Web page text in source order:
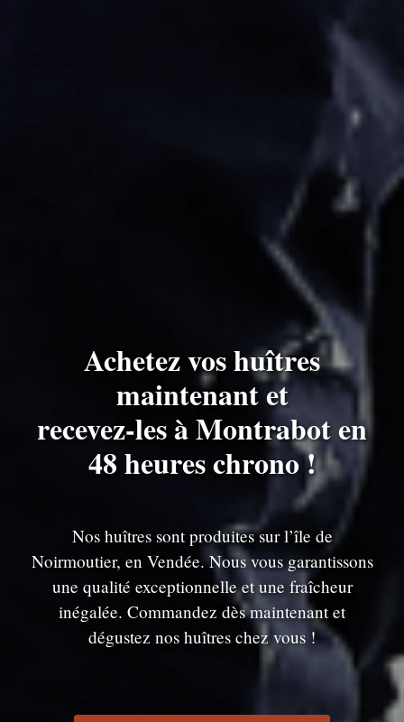
Achetez vos huîtres
maintenant et
recevez-les à Montrabot en
48 heures chrono !
Nos huîtres sont produites sur l’île de
Noirmoutier, en Vendée. Nous vous garantissons
une qualité exceptionnelle et une fraîcheur
inégalée. Commandez dès maintenant et
dégustez nos huîtres chez vous !